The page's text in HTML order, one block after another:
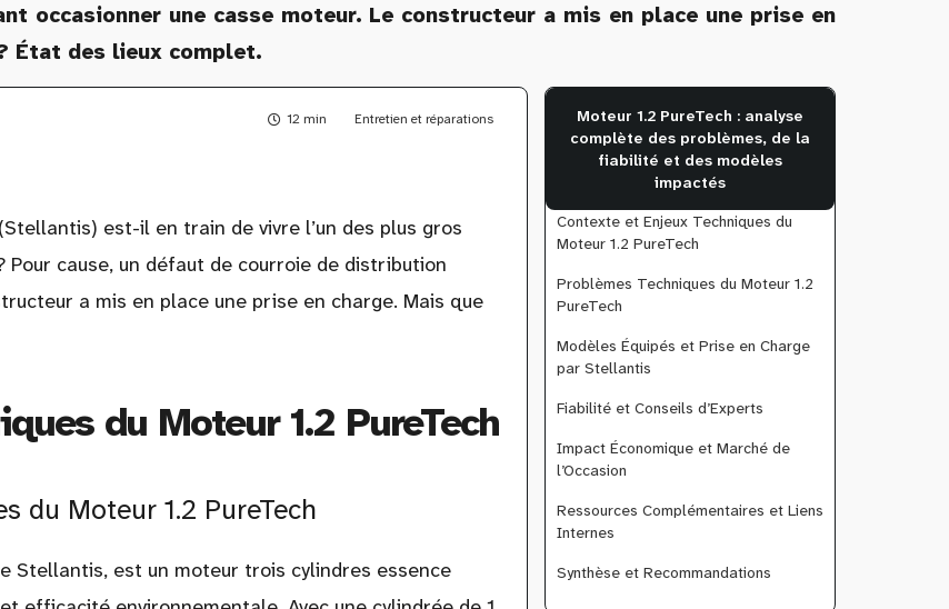
occasionner une casse moteur. Le constructeur a mis en place une prise en
État des lieux complet.
12 min Entretien et réparations
est-il en train de vivre l’un des plus gros
cause, un défaut de courroie de distribution
a mis en place une prise en charge. Mais que
du Moteur 1.2 PureTech
du Moteur 1.2 PureTech
Stellantis, est un moteur trois cylindres essence
Moteur 1.2 PureTech : analyse
complète des problèmes, de la
fiabilité et des modèles
impactés
Contexte et Enjeux Techniques du
Moteur 1.2 PureTech
Problèmes Techniques du Moteur 1.2
PureTech
Modèles Équipés et Prise en Charge
par Stellantis
Fiabilité et Conseils d’Experts
Impact Économique et Marché de
l’Occasion
Ressources Complémentaires et Liens
Internes
Synthèse et Recommandations